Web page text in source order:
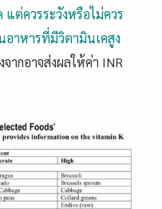
ต่ควรระวังหรือไม่ควร
าหารที่มีวิตามินเคสูง
ากอาจส่งผลให้ค่า INR